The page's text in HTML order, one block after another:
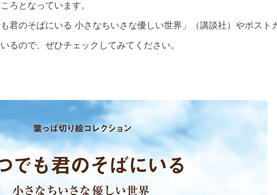
ろとなっています。
君のそばにいる 小さなちいさな優しい世界」（講談社）やポスト
るので、ぜひチェックしてみてください。